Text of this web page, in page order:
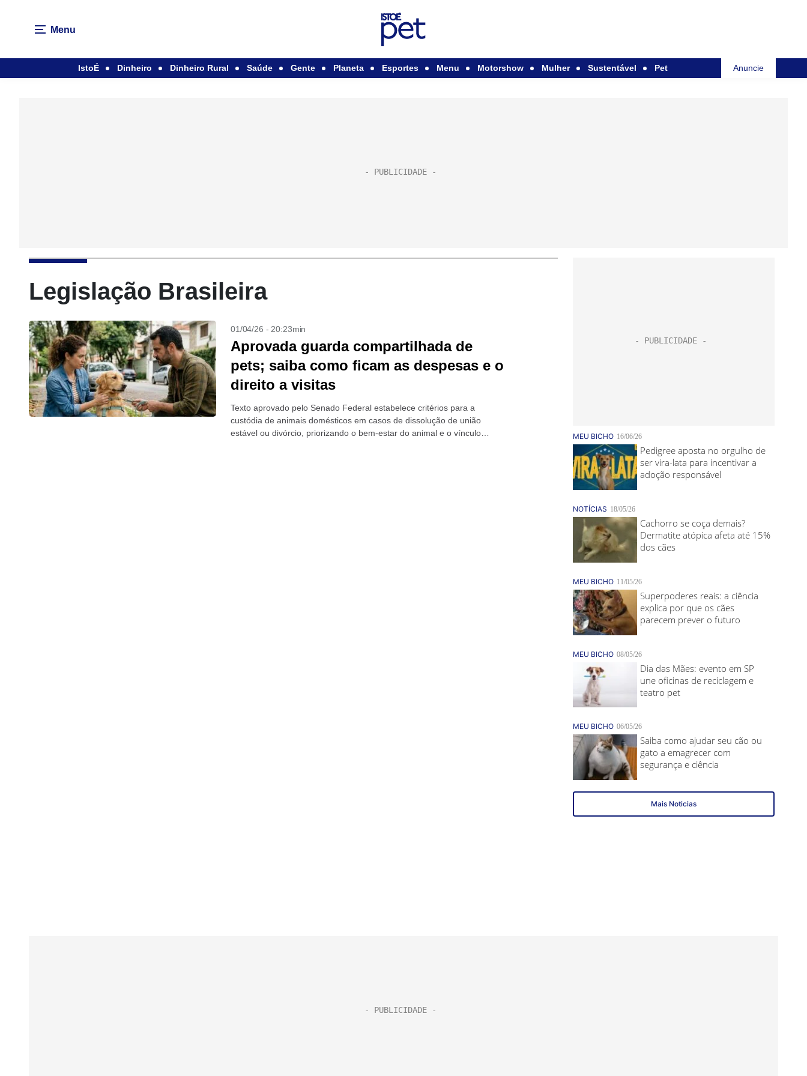
Menu
IstoÉ Dinheiro Dinheiro Rural Saúde Gente Planeta Esportes Menu Motorshow Mulher Sustentável Pet Anuncie
Legislação Brasileira
01/04/26 - 20:23min
Aprovada guarda compartilhada de
pets; saiba como ficam as despesas e o
direito a visitas
Texto aprovado pelo Senado Federal estabelece critérios para a
custódia de animais domésticos em casos de dissolução de união
estável ou divórcio, priorizando o bem-estar do animal e o vínculo